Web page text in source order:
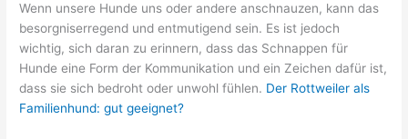
Wenn unsere Hunde uns oder andere anschnauzen, kann das
besorgniserregend und entmutigend sein. Es ist jedoch
wichtig, sich daran zu erinnern, dass das Schnappen für
Hunde eine Form der Kommunikation und ein Zeichen dafür ist,
dass sie sich bedroht oder unwohl fühlen. Der Rottweiler als
Familienhund: gut geeignet?